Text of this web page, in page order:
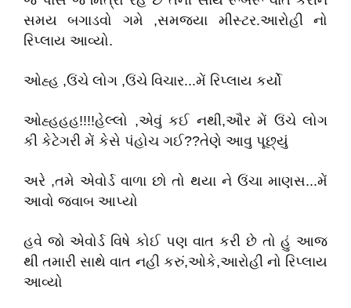
સમય બગાડવો ગમે ,સમજ્યા મીસ્ટર.આરોહી નો
રિપ્લાય આવ્યો.
ઓહ્હ ,ઉંચે લોગ ,ઉંચે વિચાર...મેં રિપ્લાય કર્યો
ઓહ્હહહ!!!!હેલ્લો ,એવું કઈ નથી,ઔર મેં ઉંચે લોગ
કી કેટેગરી મેં કેસે પંહોચ ગઈ??તેણે આવુ પૂછ્યું
અરે ,તમે એવોર્ડ વાળા છો તો થયા ને ઉંચા માણસ...મેં
આવો જવાબ આપ્યો
હવે જો એવોર્ડ વિષે કોઈ પણ વાત કરી છે તો હું આજ
થી તમારી સાથે વાત નહી કરું,ઓકે,આરોહી નો રિપ્લાય
આવ્યો